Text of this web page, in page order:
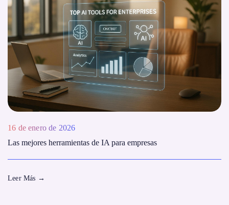
16 de enero de 2026
Las mejores herramientas de IA para empresas
Leer Más →